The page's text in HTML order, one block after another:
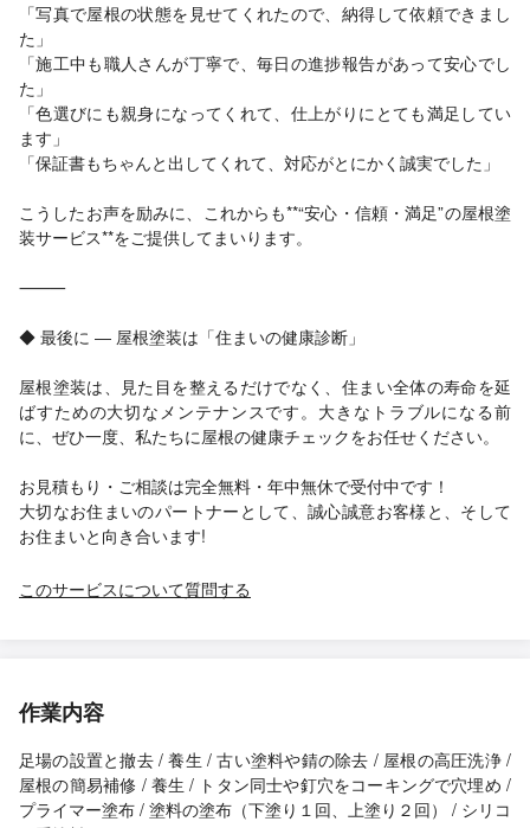
「写真で屋根の状態を見せてくれたので、納得して依頼できまし
た」
「施工中も職人さんが丁寧で、毎日の進捗報告があって安心でし
た」
「色選びにも親身になってくれて、仕上がりにとても満足してい
ます」
「保証書もちゃんと出してくれて、対応がとにかく誠実でした」
こうしたお声を励みに、これからも**“安心・信頼・満足”の屋根塗
装サービス**をご提供してまいります。
⸻
◆ 最後に ― 屋根塗装は「住まいの健康診断」
屋根塗装は、見た目を整えるだけでなく、住まい全体の寿命を延
ばすための大切なメンテナンスです。大きなトラブルになる前
に、ぜひ一度、私たちに屋根の健康チェックをお任せください。
お見積もり・ご相談は完全無料・年中無休で受付中です！
大切なお住まいのパートナーとして、誠心誠意お客様と、そして
お住まいと向き合います!
このサービスについて質問する
作業内容
足場の設置と撤去 / 養生 / 古い塗料や錆の除去 / 屋根の高圧洗浄 /
屋根の簡易補修 / 養生 / トタン同士や釘穴をコーキングで穴埋め /
プライマー塗布 / 塗料の塗布（下塗り１回、上塗り２回） / シリコ